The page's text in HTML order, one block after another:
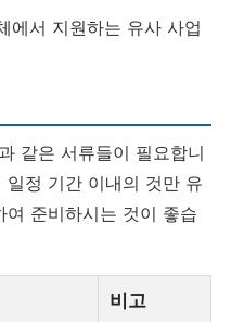
에서 지원하는 유사 사업
같은 서류들이 필요합니
정 기간 이내의 것만 유
준비하시는 것이 좋습
비고